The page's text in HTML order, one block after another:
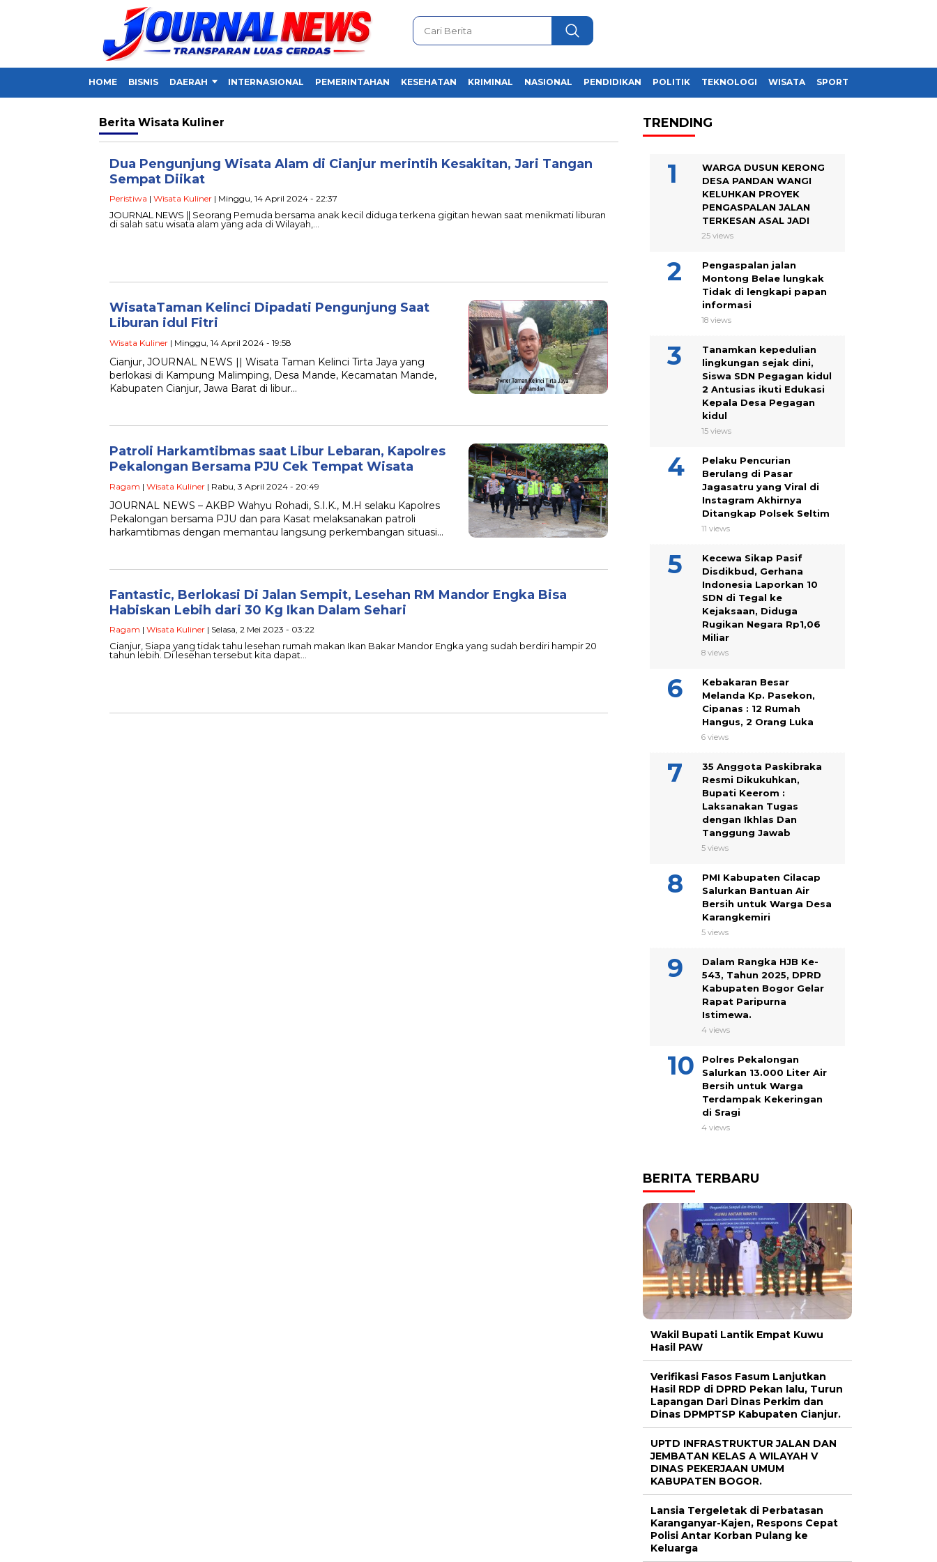
HOME BISNIS DAERAH INTERNASIONAL PEMERINTAHAN KESEHATAN KRIMINAL NASIONAL PENDIDIKAN POLITIK TEKNOLOGI WISATA SPORT
Berita Wisata Kuliner
Dua Pengunjung Wisata Alam di Cianjur merintih Kesakitan, Jari Tangan
Sempat Diikat
Peristiwa | Wisata Kuliner | Minggu, 14 April 2024 - 22:37
JOURNAL NEWS || Seorang Pemuda bersama anak kecil diduga terkena gigitan hewan saat menikmati liburan
di salah satu wisata alam yang ada di Wilayah,…
WisataTaman Kelinci Dipadati Pengunjung Saat
Liburan idul Fitri
Wisata Kuliner | Minggu, 14 April 2024 - 19:58
Cianjur, JOURNAL NEWS || Wisata Taman Kelinci Tirta Jaya yang
berlokasi di Kampung Malimping, Desa Mande, Kecamatan Mande,
Kabupaten Cianjur, Jawa Barat di libur…
Patroli Harkamtibmas saat Libur Lebaran, Kapolres
Pekalongan Bersama PJU Cek Tempat Wisata
Ragam | Wisata Kuliner | Rabu, 3 April 2024 - 20:49
JOURNAL NEWS – AKBP Wahyu Rohadi, S.I.K., M.H selaku Kapolres
Pekalongan bersama PJU dan para Kasat melaksanakan patroli
harkamtibmas dengan memantau langsung perkembangan situasi…
Fantastic, Berlokasi Di Jalan Sempit, Lesehan RM Mandor Engka Bisa
Habiskan Lebih dari 30 Kg Ikan Dalam Sehari
Ragam | Wisata Kuliner | Selasa, 2 Mei 2023 - 03:22
Cianjur, Siapa yang tidak tahu lesehan rumah makan Ikan Bakar Mandor Engka yang sudah berdiri hampir 20
tahun lebih. Di lesehan tersebut kita dapat…
TRENDING
WARGA DUSUN KERONG
DESA PANDAN WANGI
KELUHKAN PROYEK
PENGASPALAN JALAN
TERKESAN ASAL JADI
25 views
Pengaspalan jalan
Montong Belae lungkak
Tidak di lengkapi papan
informasi
18 views
Tanamkan kepedulian
lingkungan sejak dini,
Siswa SDN Pegagan kidul
2 Antusias ikuti Edukasi
Kepala Desa Pegagan
kidul
15 views
Pelaku Pencurian
Berulang di Pasar
Jagasatru yang Viral di
Instagram Akhirnya
Ditangkap Polsek Seltim
11 views
Kecewa Sikap Pasif
Disdikbud, Gerhana
Indonesia Laporkan 10
SDN di Tegal ke
Kejaksaan, Diduga
Rugikan Negara Rp1,06
Miliar
8 views
Kebakaran Besar
Melanda Kp. Pasekon,
Cipanas : 12 Rumah
Hangus, 2 Orang Luka
6 views
35 Anggota Paskibraka
Resmi Dikukuhkan,
Bupati Keerom :
Laksanakan Tugas
dengan Ikhlas Dan
Tanggung Jawab
5 views
PMI Kabupaten Cilacap
Salurkan Bantuan Air
Bersih untuk Warga Desa
Karangkemiri
5 views
Dalam Rangka HJB Ke-
543, Tahun 2025, DPRD
Kabupaten Bogor Gelar
Rapat Paripurna
Istimewa.
4 views
Polres Pekalongan
Salurkan 13.000 Liter Air
Bersih untuk Warga
Terdampak Kekeringan
di Sragi
4 views
BERITA TERBARU
Wakil Bupati Lantik Empat Kuwu
Hasil PAW
Verifikasi Fasos Fasum Lanjutkan
Hasil RDP di DPRD Pekan lalu, Turun
Lapangan Dari Dinas Perkim dan
Dinas DPMPTSP Kabupaten Cianjur.
UPTD INFRASTRUKTUR JALAN DAN
JEMBATAN KELAS A WILAYAH V
DINAS PEKERJAAN UMUM
KABUPATEN BOGOR.
Lansia Tergeletak di Perbatasan
Karanganyar-Kajen, Respons Cepat
Polisi Antar Korban Pulang ke
Keluarga